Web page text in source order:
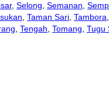
, Selong, Semanan,
, Taman Sari, Tambora,
, Tengah, Tomang, Tugu